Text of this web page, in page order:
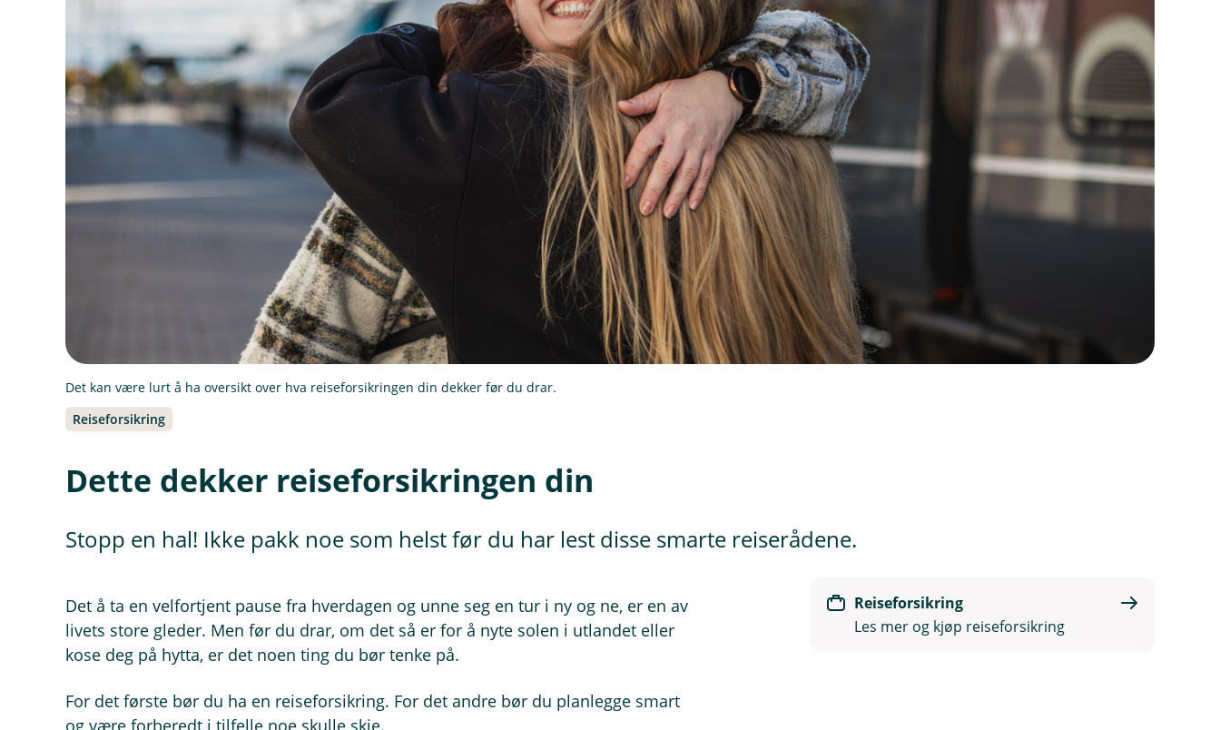
Det kan være lurt å ha oversikt over hva reiseforsikringen din dekker før du drar.
Reiseforsikring
Dette dekker reiseforsikringen din
Stopp en hal! Ikke pakk noe som helst før du har lest disse smarte reiserådene.
Det å ta en velfortjent pause fra hverdagen og unne seg en tur i ny og ne, er en av
livets store gleder. Men før du drar, om det så er for å nyte solen i utlandet eller
kose deg på hytta, er det noen ting du bør tenke på.
For det første bør du ha en reiseforsikring. For det andre bør du planlegge smart
og være forberedt i tilfelle noe skulle skje.
Reiseforsikring
Les mer og kjøp reiseforsikring